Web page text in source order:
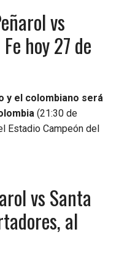
vs
hoy 27 de
y el colombiano será
(21:30 de
Estadio Campeón del
vs Santa
al